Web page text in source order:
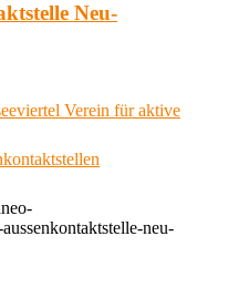
Neu-
Verein für aktive
neu-